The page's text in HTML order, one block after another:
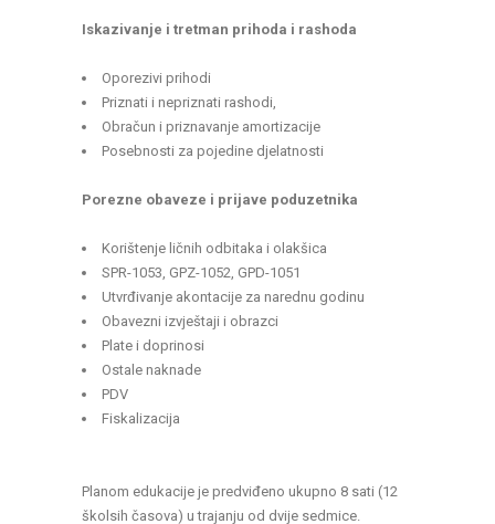
Iskazivanje i tretman prihoda i rashoda
Oporezivi prihodi
Priznati i nepriznati rashodi,
Obračun i priznavanje amortizacije
Posebnosti za pojedine djelatnosti
Porezne obaveze i prijave poduzetnika
Korištenje ličnih odbitaka i olakšica
SPR-1053, GPZ-1052, GPD-1051
Utvrđivanje akontacije za narednu godinu
Obavezni izvještaji i obrazci
Plate i doprinosi
Ostale naknade
PDV
Fiskalizacija
Planom edukacije je predviđeno ukupno 8 sati (12
školsih časova) u trajanju od dvije sedmice.